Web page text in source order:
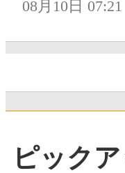
08月10日 07:21
ピック